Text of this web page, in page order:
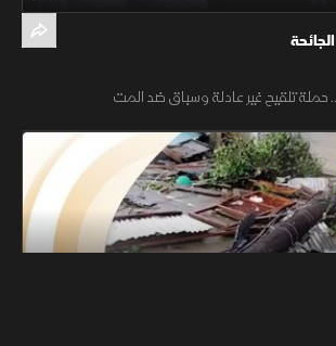
حملة تلقيح غير عادلة وسباق ضد المت